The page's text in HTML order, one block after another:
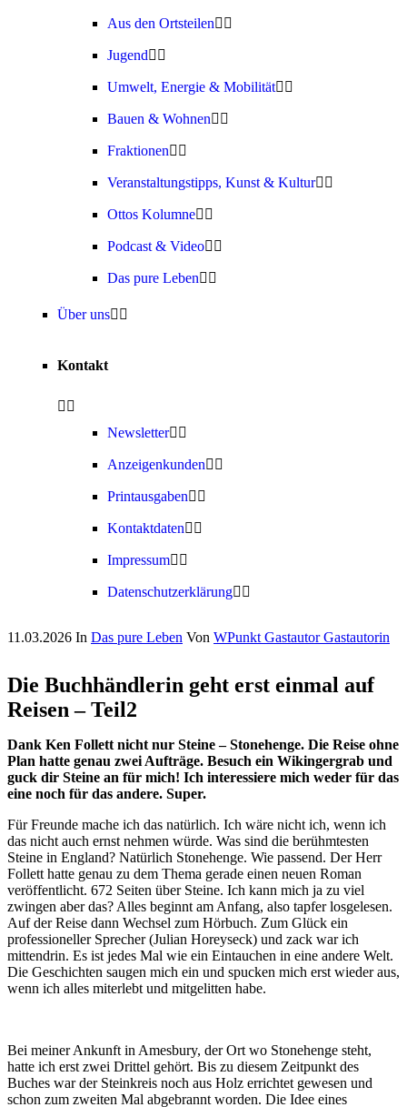
Aus den Ortsteilen
Jugend
Umwelt, Energie & Mobilität
Bauen & Wohnen
Fraktionen
Veranstaltungstipps, Kunst & Kultur
Ottos Kolumne
Podcast & Video
Das pure Leben
Über uns
Kontakt
Newsletter
Anzeigenkunden
Printausgaben
Kontaktdaten
Impressum
Datenschutzerklärung
11.03.2026 In Das pure Leben Von WPunkt Gastautor Gastautorin
Die Buchhändlerin geht erst einmal auf
Reisen – Teil2
Dank Ken Follett nicht nur Steine – Stonehenge. Die Reise ohne
Plan hatte genau zwei Aufträge. Besuch ein Wikingergrab und
guck dir Steine an für mich! Ich interessiere mich weder für das
eine noch für das andere. Super.
Für Freunde mache ich das natürlich. Ich wäre nicht ich, wenn ich
das nicht auch ernst nehmen würde. Was sind die berühmtesten
Steine in England? Natürlich Stonehenge. Wie passend. Der Herr
Follett hatte genau zu dem Thema gerade einen neuen Roman
veröffentlicht. 672 Seiten über Steine. Ich kann mich ja zu viel
zwingen aber das? Alles beginnt am Anfang, also tapfer losgelesen.
Auf der Reise dann Wechsel zum Hörbuch. Zum Glück ein
professioneller Sprecher (Julian Horeyseck) und zack war ich
mittendrin. Es ist jedes Mal wie ein Eintauchen in eine andere Welt.
Die Geschichten saugen mich ein und spucken mich erst wieder aus,
wenn ich alles miterlebt und mitgelitten habe.
Bei meiner Ankunft in Amesbury, der Ort wo Stonehenge steht,
hatte ich erst zwei Drittel gehört. Bis zu diesem Zeitpunkt des
Buches war der Steinkreis noch aus Holz errichtet gewesen und
schon zum zweiten Mal abgebrannt worden. Die Idee eines